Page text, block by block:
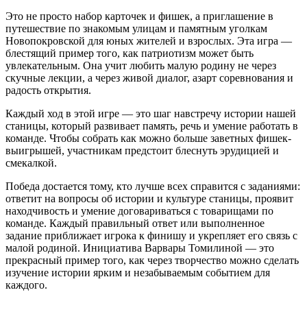
Это не просто набор карточек и фишек, а приглашение в
путешествие по знакомым улицам и памятным уголкам
Новопокровской для юных жителей и взрослых. Эта игра —
блестящий пример того, как патриотизм может быть
увлекательным. Она учит любить малую родину не через
скучные лекции, а через живой диалог, азарт соревнования и
радость открытия.
Каждый ход в этой игре — это шаг навстречу истории нашей
станицы, который развивает память, речь и умение работать в
команде. Чтобы собрать как можно больше заветных фишек-
выигрышей, участникам предстоит блеснуть эрудицией и
смекалкой.
Победа достается тому, кто лучше всех справится с заданиями:
ответит на вопросы об истории и культуре станицы, проявит
находчивость и умение договариваться с товарищами по
команде. Каждый правильный ответ или выполненное
задание приближает игрока к финишу и укрепляет его связь с
малой родиной. Инициатива Варвары Томилиной — это
прекрасный пример того, как через творчество можно сделать
изучение истории ярким и незабываемым событием для
каждого.